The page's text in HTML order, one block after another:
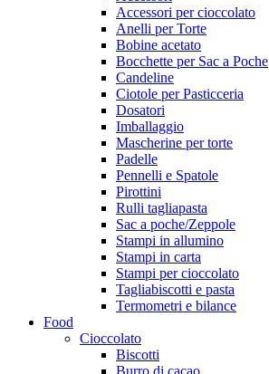
Accessori per cioccolato
Anelli per Torte
Bobine acetato
Bocchette per Sac a Poche
Candeline
Ciotole per Pasticceria
Dosatori
Imballaggio
Mascherine per torte
Padelle
Pennelli e Spatole
Pirottini
Rulli tagliapasta
Sac a poche/Zeppole
Stampi in allumino
Stampi in carta
Stampi per cioccolato
Tagliabiscotti e pasta
Termometri e bilance
Food
Cioccolato
Biscotti
Burro di cacao